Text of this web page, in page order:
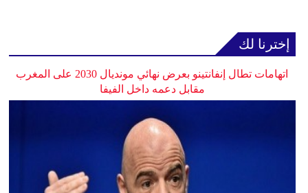
إخترنا لك
اتهامات تطال إنفانتينو بعرض نهائي مونديال 2030 على المغرب
مقابل دعمه داخل الفيفا